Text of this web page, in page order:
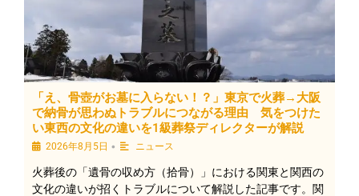
「え、骨壺がお墓に入らない！？」東京で火葬→大阪
で納骨が思わぬトラブルにつながる理由 気をつけた
い東西の文化の違いを1級葬祭ディレクターが解説
2026年8月5日 • ニュース
火葬後の「遺骨の収め方（拾骨）」における関東と関西の
文化の違いが招くトラブルについて解説した記事です。関